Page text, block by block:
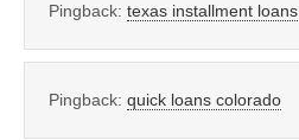
Pingback: texas installment loans
Pingback: quick loans colorado